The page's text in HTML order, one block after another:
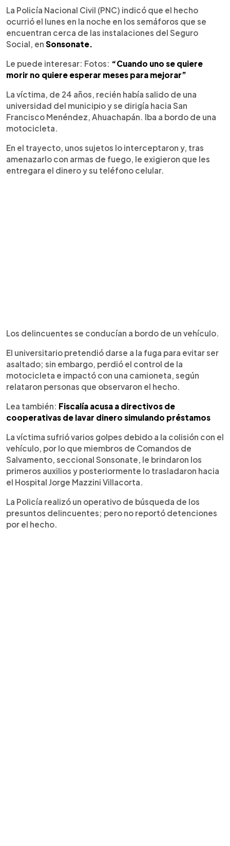
La Policía Nacional Civil (PNC) indicó que el hecho
ocurrió el lunes en la noche en los semáforos que se
encuentran cerca de las instalaciones del Seguro
Social, en Sonsonate.
Le puede interesar: Fotos: “Cuando uno se quiere
morir no quiere esperar meses para mejorar”
La víctima, de 24 años, recién había salido de una
universidad del municipio y se dirigía hacia San
Francisco Menéndez, Ahuachapán. Iba a bordo de una
motocicleta.
En el trayecto, unos sujetos lo interceptaron y, tras
amenazarlo con armas de fuego, le exigieron que les
entregara el dinero y su teléfono celular.
Los delincuentes se conducían a bordo de un vehículo.
El universitario pretendió darse a la fuga para evitar ser
asaltado; sin embargo, perdió el control de la
motocicleta e impactó con una camioneta, según
relataron personas que observaron el hecho.
Lea también: Fiscalía acusa a directivos de
cooperativas de lavar dinero simulando préstamos
La víctima sufrió varios golpes debido a la colisión con el
vehículo, por lo que miembros de Comandos de
Salvamento, seccional Sonsonate, le brindaron los
primeros auxilios y posteriormente lo trasladaron hacia
el Hospital Jorge Mazzini Villacorta.
La Policía realizó un operativo de búsqueda de los
presuntos delincuentes; pero no reportó detenciones
por el hecho.